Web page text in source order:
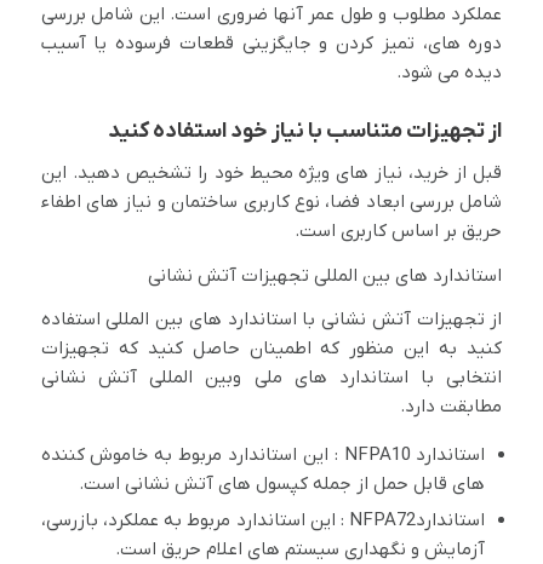
عملکرد مطلوب و طول عمر آنها ضروری است. این شامل بررسی
دوره های، تمیز کردن و جایگزینی قطعات فرسوده یا آسیب
دیده می شود.
از تجهیزات متناسب با نیاز خود استفاده کنید
قبل از خرید، نیاز های ویژه محیط خود را تشخیص دهید. این
شامل بررسی ابعاد فضا، نوع کاربری ساختمان و نیاز های اطفاء
حریق بر اساس کاربری است.
استاندارد های بین المللی تجهیزات آتش نشانی
از تجهیزات آتش نشانی با استاندارد های بین المللی استفاده
کنید به این منظور که اطمینان حاصل کنید که تجهیزات
انتخابی با استاندارد های ملی وبین المللی آتش نشانی
مطابقت دارد.
استاندارد NFPA10 : این استاندارد مربوط به خاموش کننده
های قابل حمل از جمله کپسول های آتش نشانی است.
استانداردNFPA72 : این استاندارد مربوط به عملکرد، بازرسی،
آزمایش و نگهداری سیستم های اعلام حریق است.